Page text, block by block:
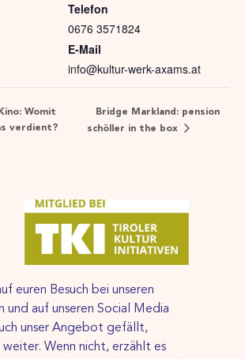
Telefon
0676 3571824
E-Mail
info@kultur-werk-axams.at
Womit
verdient?
Bridge Markland: pension
schöller in the box
euren Besuch bei unseren
und auf unseren Social Media
unser Angebot gefällt,
Wenn nicht, erzählt es